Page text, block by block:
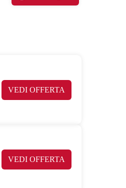
VEDI OFFERTA
VEDI OFFERTA